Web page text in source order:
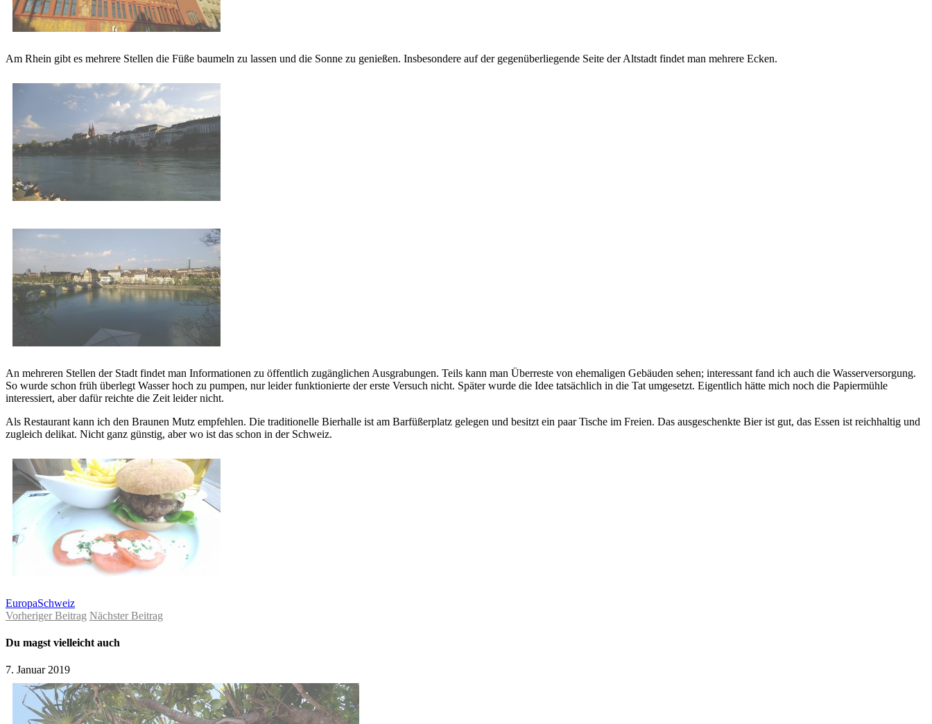
Am Rhein gibt es mehrere Stellen die Füße baumeln zu lassen und die Sonne zu genießen. Insbesondere auf der gegenüberliegende Seite der Altstadt findet man mehrere Ecken.
An mehreren Stellen der Stadt findet man Informationen zu öffentlich zugänglichen Ausgrabungen. Teils kann man Überreste von ehemaligen Gebäuden sehen; interessant fand ich auch die Wasserversorgung.
So wurde schon früh überlegt Wasser hoch zu pumpen, nur leider funktionierte der erste Versuch nicht. Später wurde die Idee tatsächlich in die Tat umgesetzt. Eigentlich hätte mich noch die Papiermühle
interessiert, aber dafür reichte die Zeit leider nicht.
Als Restaurant kann ich den Braunen Mutz empfehlen. Die traditionelle Bierhalle ist am Barfüßerplatz gelegen und besitzt ein paar Tische im Freien. Das ausgeschenkte Bier ist gut, das Essen ist reichhaltig und
zugleich delikat. Nicht ganz günstig, aber wo ist das schon in der Schweiz.
EuropaSchweiz
Vorheriger Beitrag Nächster Beitrag
Du magst vielleicht auch
7. Januar 2019